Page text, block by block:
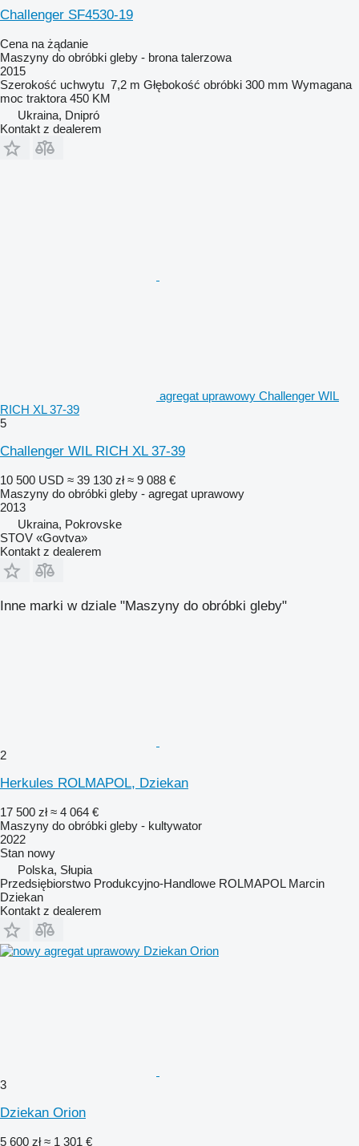
Challenger SF4530-19
Cena na żądanie
Maszyny do obróbki gleby - brona talerzowa
2015
Szerokość uchwytu 7,2 m Głębokość obróbki 300 mm Wymagana
moc traktora 450 KM
Ukraina, Dnipró
Kontakt z dealerem
agregat uprawowy Challenger WIL
RICH XL 37-39
5
Challenger WIL RICH XL 37-39
10 500 USD ≈ 39 130 zł ≈ 9 088 €
Maszyny do obróbki gleby - agregat uprawowy
2013
Ukraina, Pokrovske
STOV «Govtva»
Kontakt z dealerem
Inne marki w dziale "Maszyny do obróbki gleby"
2
Herkules ROLMAPOL, Dziekan
17 500 zł ≈ 4 064 €
Maszyny do obróbki gleby - kultywator
2022
Stan nowy
Polska, Słupia
Przedsiębiorstwo Produkcyjno-Handlowe ROLMAPOL Marcin
Dziekan
Kontakt z dealerem
3
Dziekan Orion
5 600 zł ≈ 1 301 €